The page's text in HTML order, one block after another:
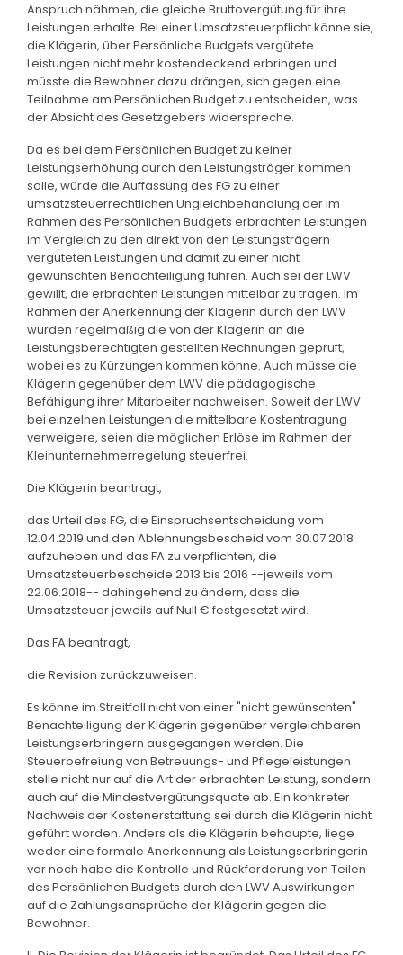
Anspruch nähmen, die gleiche Bruttovergütung für ihre
Leistungen erhalte. Bei einer Umsatzsteuerpflicht könne sie,
die Klägerin, über Persönliche Budgets vergütete
Leistungen nicht mehr kostendeckend erbringen und
müsste die Bewohner dazu drängen, sich gegen eine
Teilnahme am Persönlichen Budget zu entscheiden, was
der Absicht des Gesetzgebers widerspreche.
Da es bei dem Persönlichen Budget zu keiner
Leistungserhöhung durch den Leistungsträger kommen
solle, würde die Auffassung des FG zu einer
umsatzsteuerrechtlichen Ungleichbehandlung der im
Rahmen des Persönlichen Budgets erbrachten Leistungen
im Vergleich zu den direkt von den Leistungsträgern
vergüteten Leistungen und damit zu einer nicht
gewünschten Benachteiligung führen. Auch sei der LWV
gewillt, die erbrachten Leistungen mittelbar zu tragen. Im
Rahmen der Anerkennung der Klägerin durch den LWV
würden regelmäßig die von der Klägerin an die
Leistungsberechtigten gestellten Rechnungen geprüft,
wobei es zu Kürzungen kommen könne. Auch müsse die
Klägerin gegenüber dem LWV die pädagogische
Befähigung ihrer Mitarbeiter nachweisen. Soweit der LWV
bei einzelnen Leistungen die mittelbare Kostentragung
verweigere, seien die möglichen Erlöse im Rahmen der
Kleinunternehmerregelung steuerfrei.
Die Klägerin beantragt,
das Urteil des FG, die Einspruchsentscheidung vom
12.04.2019 und den Ablehnungsbescheid vom 30.07.2018
aufzuheben und das FA zu verpflichten, die
Umsatzsteuerbescheide 2013 bis 2016 --jeweils vom
22.06.2018-- dahingehend zu ändern, dass die
Umsatzsteuer jeweils auf Null € festgesetzt wird.
Das FA beantragt,
die Revision zurückzuweisen.
Es könne im Streitfall nicht von einer "nicht gewünschten"
Benachteiligung der Klägerin gegenüber vergleichbaren
Leistungserbringern ausgegangen werden. Die
Steuerbefreiung von Betreuungs- und Pflegeleistungen
stelle nicht nur auf die Art der erbrachten Leistung, sondern
auch auf die Mindestvergütungsquote ab. Ein konkreter
Nachweis der Kostenerstattung sei durch die Klägerin nicht
geführt worden. Anders als die Klägerin behaupte, liege
weder eine formale Anerkennung als Leistungserbringerin
vor noch habe die Kontrolle und Rückforderung von Teilen
des Persönlichen Budgets durch den LWV Auswirkungen
auf die Zahlungsansprüche der Klägerin gegen die
Bewohner.